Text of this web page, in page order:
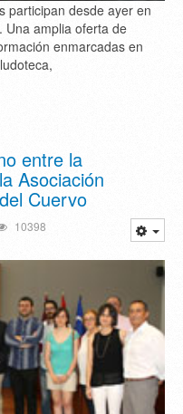
participan desde ayer en
Una amplia oferta de
enmarcadas en
entre la
Asociación
Cuervo
10398